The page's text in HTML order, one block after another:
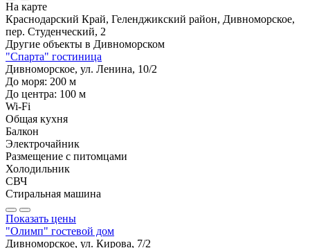
На карте
Краснодарский Край, Геленджикский район, Дивноморское,
пер. Студенческий, 2
Другие объекты в Дивноморском
"Спарта" гостиница
Дивноморское, ул. Ленина, 10/2
До моря: 200 м
До центра: 100 м
Wi-Fi
Общая кухня
Балкон
Электрочайник
Размещение с питомцами
Холодильник
СВЧ
Стиральная машина
Показать цены
"Олимп" гостевой дом
Дивноморское, ул. Кирова, 7/2